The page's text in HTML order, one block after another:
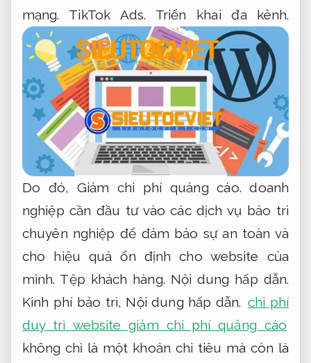
mạng. TikTok Ads. Triển khai đa kênh.
Do đó, Giảm chi phí quảng cáo. doanh
nghiệp cần đầu tư vào các dịch vụ bảo trì
chuyên nghiệp để đảm bảo sự an toàn và
cho hiệu quả ổn định cho website của
mình. Tệp khách hàng. Nội dung hấp dẫn.
Kinh phí bảo trì, Nội dung hấp dẫn. chi phí
duy trì website giảm chi phí quảng cáo
không chỉ là một khoản chi tiêu mà còn là